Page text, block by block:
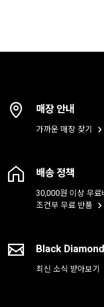
매장 안내
가까운 매장 찾기
배송 정책
30,000원 이상 무료
조건부 무료 반품
Black
최신 소식 받아보기